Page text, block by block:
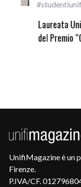
#studentiunifi
Laureata
del Premio
UnifiMagazine è un
Firenze.
P.IVA/CF.